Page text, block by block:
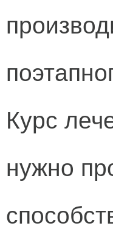
Курс
нужно